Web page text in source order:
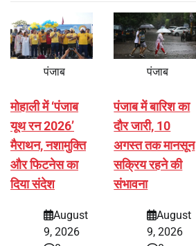
पंजाब
मोहाली में ‘पंजाब
यूथ रन 2026’
मैराथन, नशामुक्ति
और फिटनेस का
दिया संदेश
August
9, 2026
पंजाब
पंजाब में बारिश का
दौर जारी, 10
अगस्त तक मानसून
सक्रिय रहने की
संभावना
August
9, 2026